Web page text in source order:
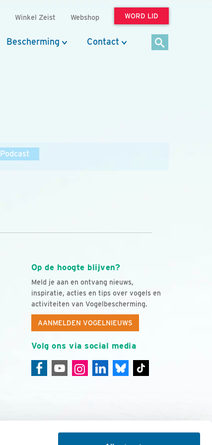
Winkel Zeist Webshop WORD LID
Bescherming Contact
Podcast
Op de hoogte blijven?
Meld je aan en ontvang nieuws,
inspiratie, acties en tips over vogels en
activiteiten van Vogelbescherming.
AANMELDEN VOGELNIEUWS
Volg ons via social media